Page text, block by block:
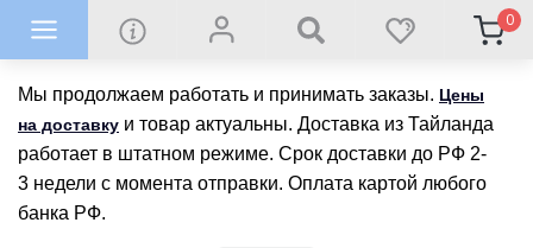
Мы продолжаем работать и принимать заказы. Цены
на доставку и товар актуальны. Доставка из Тайланда
работает в штатном режиме. Срок доставки до РФ 2-
3 недели с момента отправки. Оплата картой любого
банка РФ.
0